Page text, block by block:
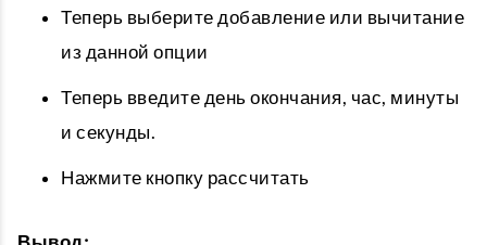
Теперь выберите добавление или вычитание
из данной опции
Теперь введите день окончания, час, минуты
и секунды.
Нажмите кнопку рассчитать